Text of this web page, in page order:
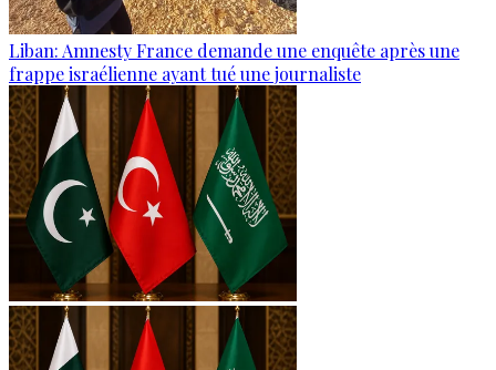
Liban: Amnesty France demande une enquête après une
frappe israélienne ayant tué une journaliste